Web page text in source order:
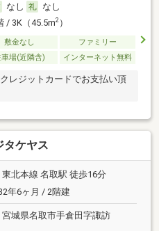
なし
なし
/ 3K（45.5m2）
敷金なし
ファミリー
車場(近隣含) インターネット無料
レジットカードでお支払い頂
タケヤス
東北本線 名取駅 徒歩16分
年6ヶ月 / 2階建
宮城県名取市手倉田字諏訪